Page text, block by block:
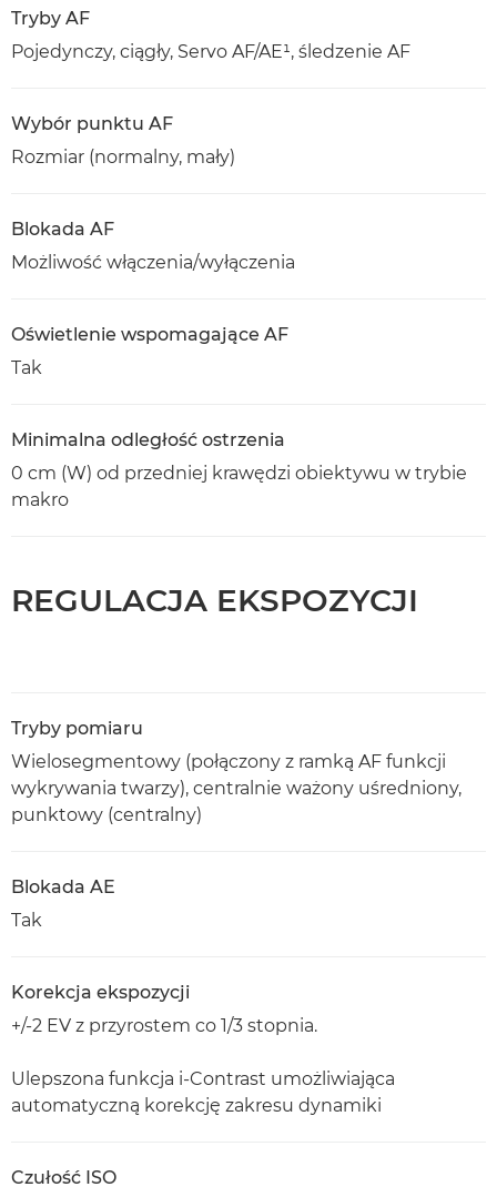
Tryby AF
Pojedynczy, ciągły, Servo AF/AE¹, śledzenie AF
Wybór punktu AF
Rozmiar (normalny, mały)
Blokada AF
Możliwość włączenia/wyłączenia
Oświetlenie wspomagające AF
Tak
Minimalna odległość ostrzenia
0 cm (W) od przedniej krawędzi obiektywu w trybie
makro
REGULACJA EKSPOZYCJI
Tryby pomiaru
Wielosegmentowy (połączony z ramką AF funkcji
wykrywania twarzy), centralnie ważony uśredniony,
punktowy (centralny)
Blokada AE
Tak
Korekcja ekspozycji
+/-2 EV z przyrostem co 1/3 stopnia.
Ulepszona funkcja i-Contrast umożliwiająca
automatyczną korekcję zakresu dynamiki
Czułość ISO